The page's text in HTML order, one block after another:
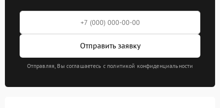
Отправить заявку
Отправляя, Вы соглашаетесь с политикой конфиденциальности